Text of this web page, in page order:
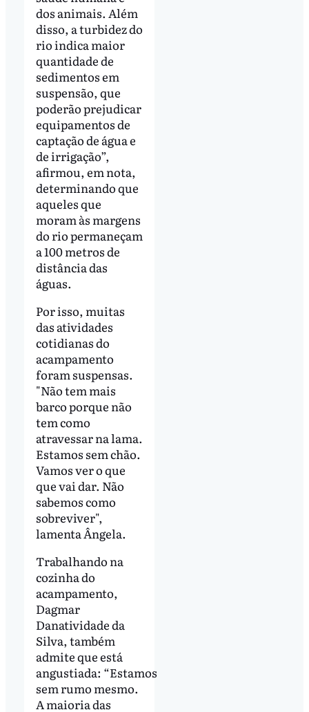
dos animais. Além
disso, a turbidez do
rio indica maior
quantidade de
sedimentos em
suspensão, que
poderão prejudicar
equipamentos de
captação de água e
de irrigação”,
afirmou, em nota,
determinando que
aqueles que
moram às margens
do rio permaneçam
a 100 metros de
distância das
águas.
Por isso, muitas
das atividades
cotidianas do
acampamento
foram suspensas.
"Não tem mais
barco porque não
tem como
atravessar na lama.
Estamos sem chão.
Vamos ver o que
que vai dar. Não
sabemos como
sobreviver",
lamenta Ângela.
Trabalhando na
cozinha do
acampamento,
Dagmar
Danatividade da
Silva, também
admite que está
angustiada: “Estamos
sem rumo mesmo.
A maioria das